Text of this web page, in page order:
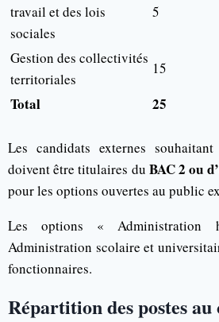
travail et des lois
sociales
5
Gestion des collectivités
territoriales
15
Total 25
Les candidats externes
doivent être titulaires du BAC 2 ou
pour les options ouvertes au public
Les options «
Administration scolaire et
fonctionnaires.
Répartition des postes